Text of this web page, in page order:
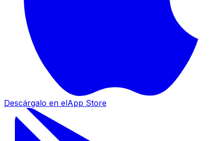
Descárgalo en elApp Store